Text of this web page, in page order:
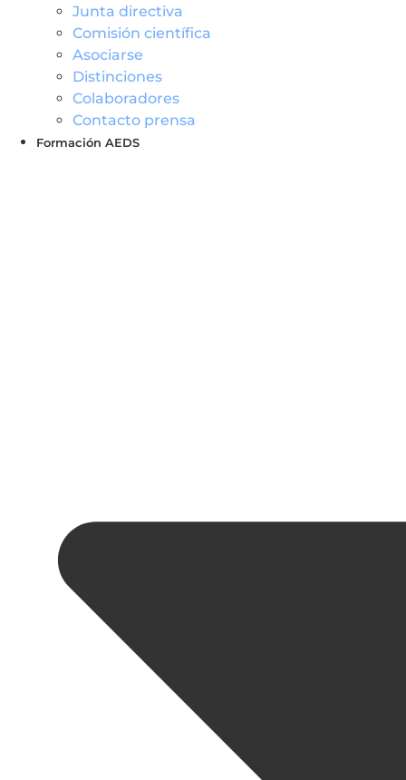
Junta directiva
Comisión científica
Asociarse
Distinciones
Colaboradores
Contacto prensa
Formación AEDS